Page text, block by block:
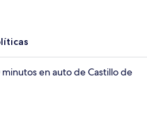
minutos en auto de Castillo de